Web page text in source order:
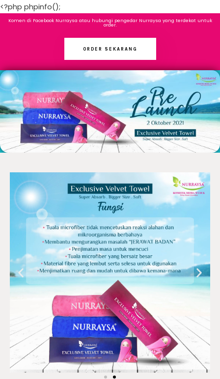
<?php phpinfo();
Komen di Facebook Nurraysa atau hubungi pengedar Nurraysa yang terdekat untuk
order.
ORDER SEKARANG